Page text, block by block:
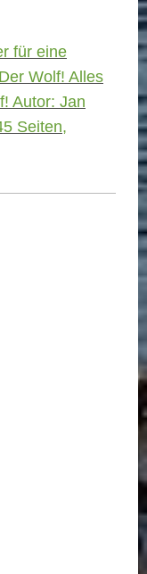
für eine
Wolf! Alles
Autor: Jan
Seiten,